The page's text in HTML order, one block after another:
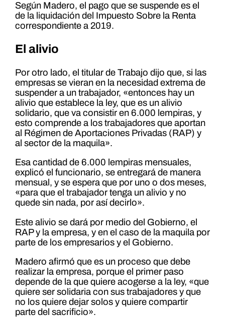
Según Madero, el pago que se suspende es el
de la liquidación del Impuesto Sobre la Renta
correspondiente a 2019.
El alivio
Por otro lado, el titular de Trabajo dijo que, si las
empresas se vieran en la necesidad extrema de
suspender a un trabajador, «entonces hay un
alivio que establece la ley, que es un alivio
solidario, que va consistir en 6.000 lempiras, y
esto comprende a los trabajadores que aportan
al Régimen de Aportaciones Privadas (RAP) y
al sector de la maquila».
Esa cantidad de 6.000 lempiras mensuales,
explicó el funcionario, se entregará de manera
mensual, y se espera que por uno o dos meses,
«para que el trabajador tenga un alivio y no
quede sin nada, por así decirlo».
Este alivio se dará por medio del Gobierno, el
RAP y la empresa, y en el caso de la maquila por
parte de los empresarios y el Gobierno.
Madero afirmó que es un proceso que debe
realizar la empresa, porque el primer paso
depende de la que quiere acogerse a la ley, «que
quiere ser solidaria con sus trabajadores y que
no los quiere dejar solos y quiere compartir
parte del sacrificio».